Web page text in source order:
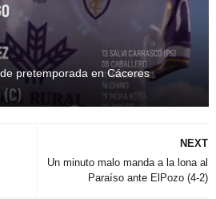
pretemporada en Cáceres
NEXT
Un minuto malo manda a la lona al
Paraíso ante ElPozo (4-2)